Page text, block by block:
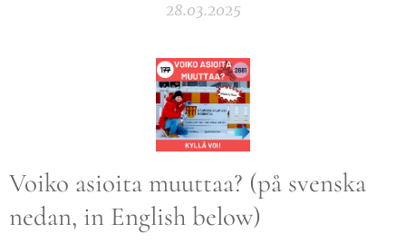
28.03.2025
Voiko asioita muuttaa? (på svenska
nedan, in English below)